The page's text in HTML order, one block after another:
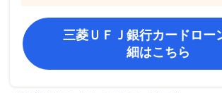
三菱ＵＦＪ銀行カードロー
細はこちら